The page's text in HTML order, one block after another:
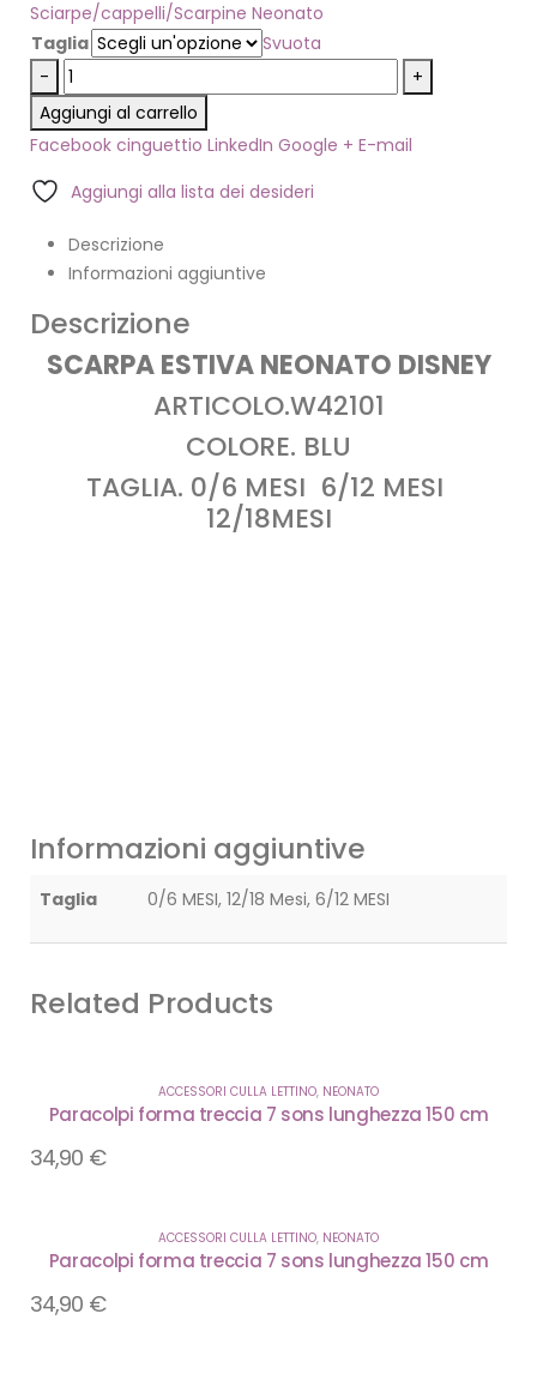
Sciarpe/cappelli/Scarpine Neonato
Taglia
Svuota
-
+
Aggiungi al carrello
Facebook cinguettio LinkedIn Google + E-mail
Aggiungi alla lista dei desideri
Descrizione
Informazioni aggiuntive
Descrizione
SCARPA ESTIVA NEONATO DISNEY
ARTICOLO.W42101
COLORE. BLU
TAGLIA. 0/6 MESI 6/12 MESI
12/18MESI
Informazioni aggiuntive
Taglia 0/6 MESI, 12/18 Mesi, 6/12 MESI
Related Products
ACCESSORI CULLA LETTINO, NEONATO
Paracolpi forma treccia 7 sons lunghezza 150 cm
34,90 €
ACCESSORI CULLA LETTINO, NEONATO
Paracolpi forma treccia 7 sons lunghezza 150 cm
34,90 €